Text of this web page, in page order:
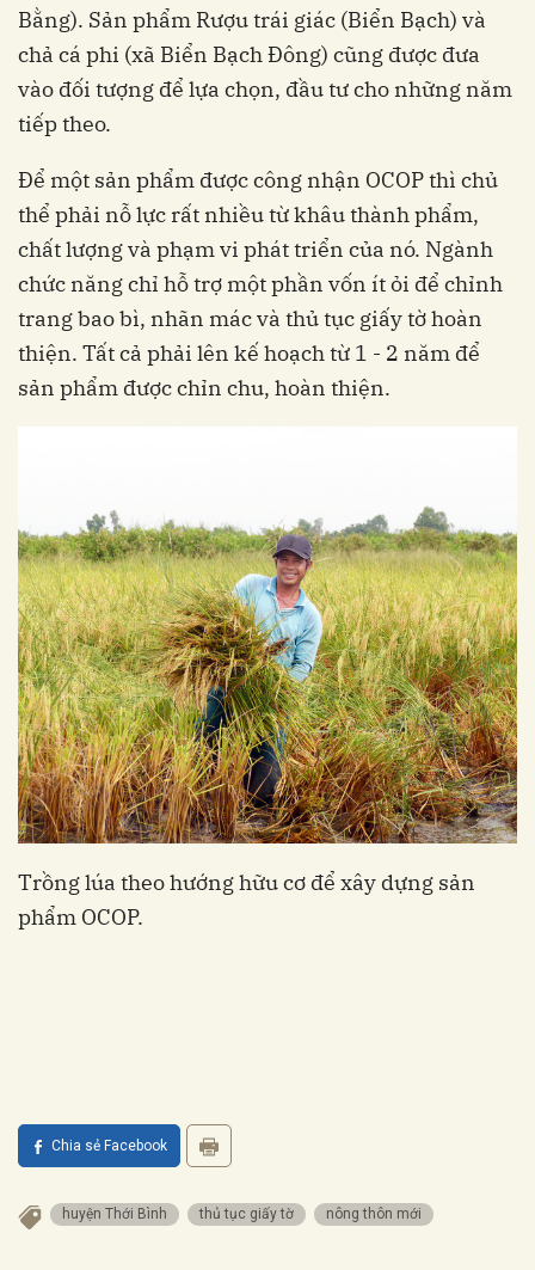
Bằng). Sản phẩm Rượu trái giác (Biển Bạch) và
chả cá phi (xã Biển Bạch Đông) cũng được đưa
vào đối tượng để lựa chọn, đầu tư cho những năm
tiếp theo.
Để một sản phẩm được công nhận OCOP thì chủ
thể phải nỗ lực rất nhiều từ khâu thành phẩm,
chất lượng và phạm vi phát triển của nó. Ngành
chức năng chỉ hỗ trợ một phần vốn ít ỏi để chỉnh
trang bao bì, nhãn mác và thủ tục giấy tờ hoàn
thiện. Tất cả phải lên kế hoạch từ 1 - 2 năm để
sản phẩm được chỉn chu, hoàn thiện.
Trồng lúa theo hướng hữu cơ để xây dựng sản
phẩm OCOP.
Chia sẻ Facebook
huyện Thới Bình thủ tục giấy tờ nông thôn mới